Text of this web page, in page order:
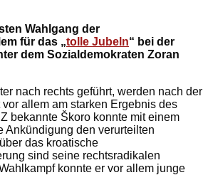
Wahlgang der
für das „tolle Jubeln“ bei der
dem Sozialdemokraten Zoran
nach rechts geführt, werden nach der
allem am starken Ergebnis des
bekannte Škoro konnte mit einem
Ankündigung den verurteilten
das kroatische
sind seine rechtsradikalen
konnte er vor allem junge